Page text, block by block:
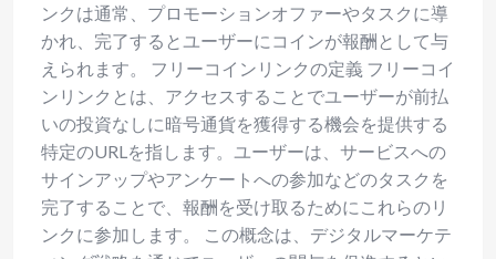
ンクは通常、プロモーションオファーやタスクに導
かれ、完了するとユーザーにコインが報酬として与
えられます。 フリーコインリンクの定義 フリーコイ
ンリンクとは、アクセスすることでユーザーが前払
いの投資なしに暗号通貨を獲得する機会を提供する
特定のURLを指します。ユーザーは、サービスへの
サインアップやアンケートへの参加などのタスクを
完了することで、報酬を受け取るためにこれらのリ
ンクに参加します。 この概念は、デジタルマーケテ